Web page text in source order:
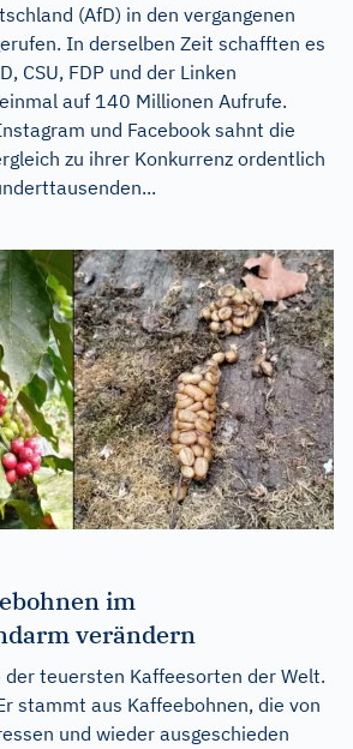
(AfD) in den vergangenen
In derselben Zeit schafften es
CSU, FDP und der Linken
auf 140 Millionen Aufrufe.
und Facebook sahnt die
zu ihrer Konkurrenz ordentlich
im
verändern
der teuersten Kaffeesorten der Welt.
stammt aus Kaffeebohnen, die von
und wieder ausgeschieden